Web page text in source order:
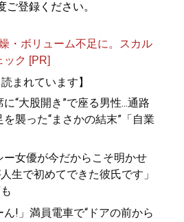
ご登録ください。
・ボリューム不足に。スカル
ク [PR]
まれています】
“大股開き”で座る男性...通路
襲った“まさかの結末”「自業
女優が今だからこそ明かせ
生で初めてできた彼氏です」
!」満員電車で“ドアの前から